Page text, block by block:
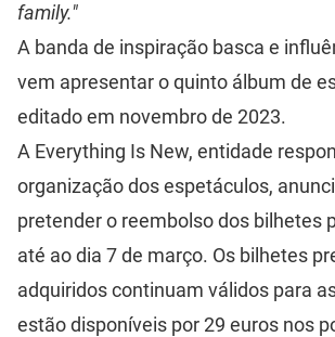
family."
A banda de inspiração basca e
vem apresentar o quinto álbum de
editado em novembro de 2023.
A Everything Is New, entidade
organização dos espetáculos,
pretender o reembolso dos bilhetes
até ao dia 7 de março. Os bilhetes
adquiridos continuam válidos para
estão disponíveis por 29 euros nos